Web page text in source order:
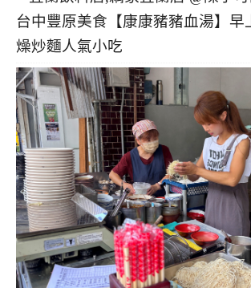
台中豐原美食【康康豬豬血湯】早
燥炒麵人氣小吃